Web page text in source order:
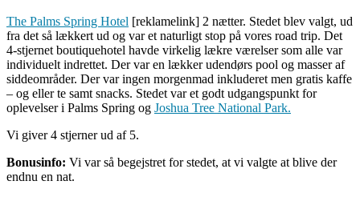
The Palms Spring Hotel [reklamelink] 2 nætter. Stedet blev valgt, ud
fra det så lækkert ud og var et naturligt stop på vores road trip. Det
4-stjernet boutiquehotel havde virkelig lækre værelser som alle var
individuelt indrettet. Der var en lækker udendørs pool og masser af
siddeområder. Der var ingen morgenmad inkluderet men gratis kaffe
– og eller te samt snacks. Stedet var et godt udgangspunkt for
oplevelser i Palms Spring og Joshua Tree National Park.
Vi giver 4 stjerner ud af 5.
Bonusinfo: Vi var så begejstret for stedet, at vi valgte at blive der
endnu en nat.